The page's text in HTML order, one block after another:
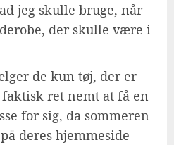
jeg skulle bruge, når
der skulle være i
de kun tøj, der er
ret nemt at få en
for sig, da sommeren
deres hjemmeside